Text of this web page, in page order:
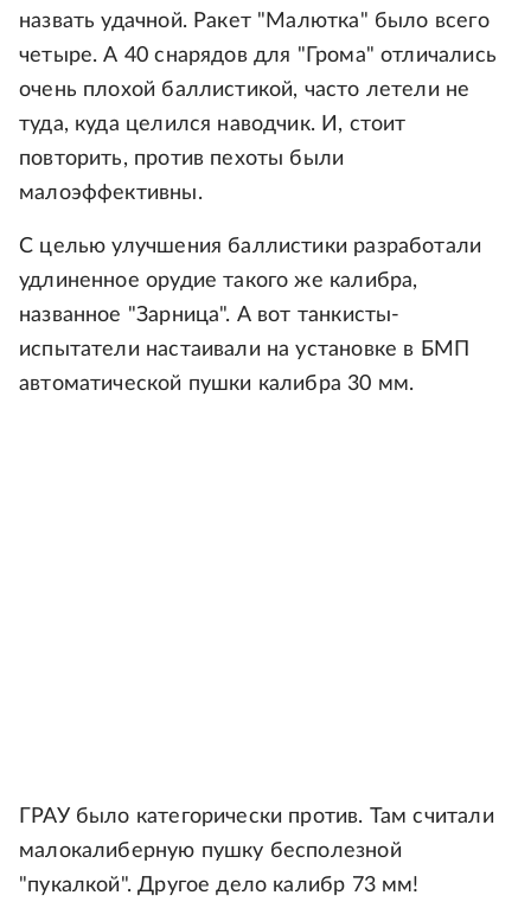
назвать удачной. Ракет "Малютка" было всего
четыре. А 40 снарядов для "Грома" отличались
очень плохой баллистикой, часто летели не
туда, куда целился наводчик. И, стоит
повторить, против пехоты были
малоэффективны.
С целью улучшения баллистики разработали
удлиненное орудие такого же калибра,
названное "Зарница". А вот танкисты-
испытатели настаивали на установке в БМП
автоматической пушки калибра 30 мм.
ГРАУ было категорически против. Там считали
малокалиберную пушку бесполезной
"пукалкой". Другое дело калибр 73 мм!